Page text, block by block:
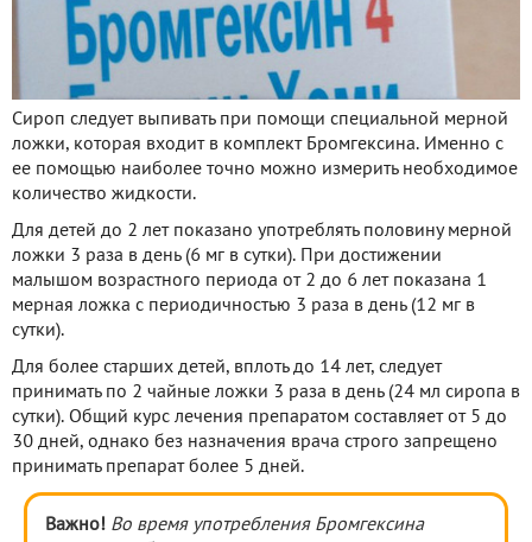
Сироп следует выпивать при помощи специальной мерной
ложки, которая входит в комплект Бромгексина. Именно с
ее помощью наиболее точно можно измерить необходимое
количество жидкости.
Для детей до 2 лет показано употреблять половину мерной
ложки 3 раза в день (6 мг в сутки). При достижении
малышом возрастного периода от 2 до 6 лет показана 1
мерная ложка с периодичностью 3 раза в день (12 мг в
сутки).
Для более старших детей, вплоть до 14 лет, следует
принимать по 2 чайные ложки 3 раза в день (24 мл сиропа в
сутки). Общий курс лечения препаратом составляет от 5 до
30 дней, однако без назначения врача строго запрещено
принимать препарат более 5 дней.
Важно! Во время употребления Бромгексина